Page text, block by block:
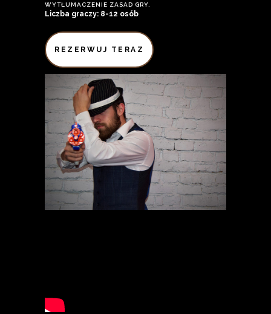
WYTŁUMACZENIE ZASAD GRY.
Liczba graczy: 8-12 osób
REZERWUJ TERAZ